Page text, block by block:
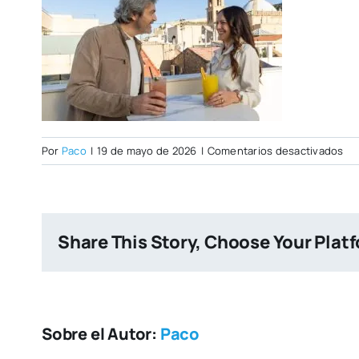
Por Paco | 19 de mayo de 2026 | Comentarios desactivadosen
Share This Story, Choose Your
Sobre el Autor: Paco